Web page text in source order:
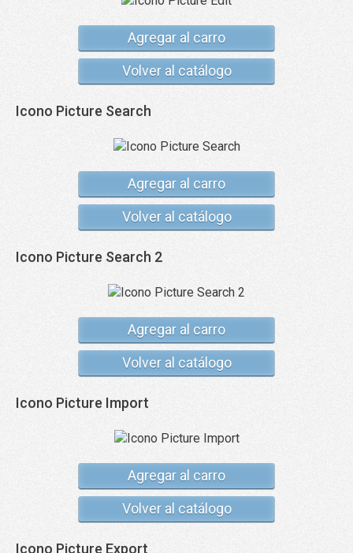
Agregar al carro
Volver al catálogo
Icono Picture Search
Agregar al carro
Volver al catálogo
Icono Picture Search 2
Agregar al carro
Volver al catálogo
Icono Picture Import
Agregar al carro
Volver al catálogo
Icono Picture Export